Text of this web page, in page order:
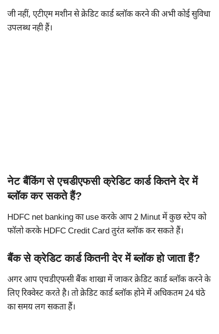
जी नहीं, एटीएम मशीन से क्रेडिट कार्ड ब्लॉक करने की अभी कोई सुविधा
उपलब्ध नही हैं।
नेट बैंकिंग से एचडीएफसी क्रेडिट कार्ड कितने देर में
ब्लॉक कर सकते हैं?
HDFC net banking का use करके आप 2 Minut में कुछ स्टेप को
फॉलो करके HDFC Credit Card तुरंत ब्लॉक कर सकते हैं।
बैंक से क्रेडिट कार्ड कितनी देर में ब्लॉक हो जाता हैं?
अगर आप एचडीएफसी बैंक शाखा में जाकर क्रेडिट कार्ड ब्लॉक करने के
लिए रिक्वेस्ट करते है। तो क्रेडिट कार्ड ब्लॉक होने में अधिकतम 24 घंठे
का समय लग सकता हैं।